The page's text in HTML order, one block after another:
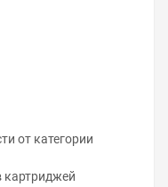
от категории
картриджей